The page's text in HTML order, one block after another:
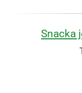
Snacka